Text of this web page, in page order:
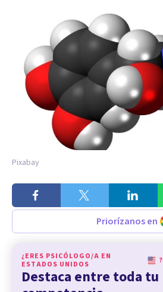
Pixabay
Priorízanos en
¿ERES PSICÓLOGO/A EN
ESTADOS UNIDOS
?
Destaca entre toda tu